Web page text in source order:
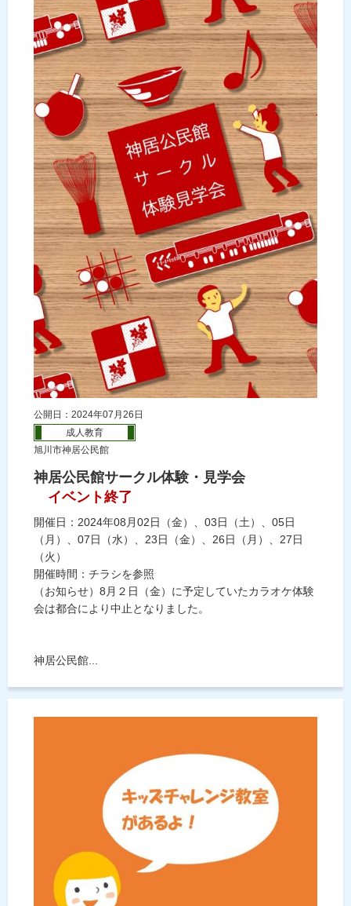
公開日：2024年07月26日
成人教育
旭川市神居公民館
神居公民館サークル体験・見学会
イベント終了
開催日：2024年08月02日（金）、03日（土）、05日
（月）、07日（水）、23日（金）、26日（月）、27日
（火）
開催時間：チラシを参照
（お知らせ）8月２日（金）に予定していたカラオケ体験
会は都合により中止となりました。
神居公民館...